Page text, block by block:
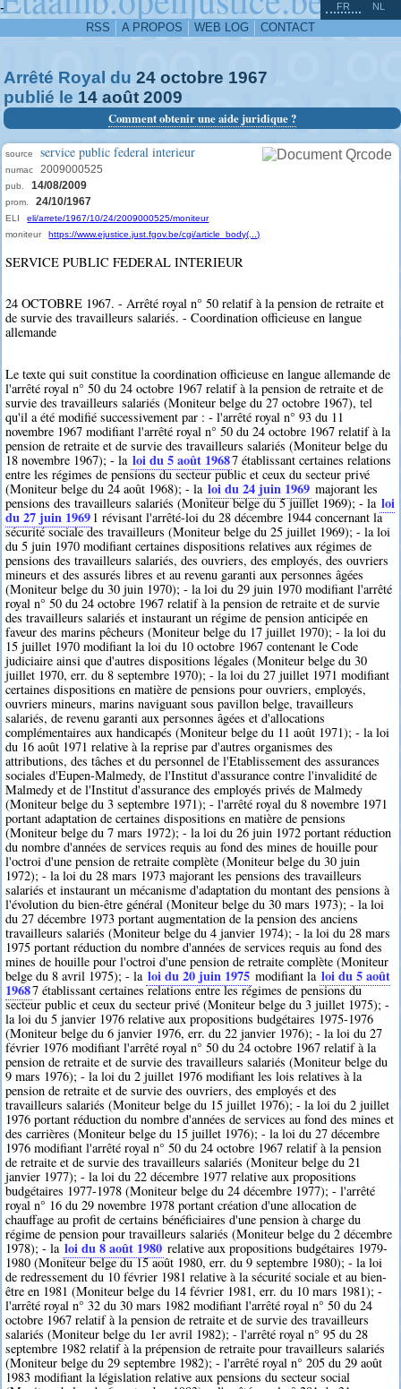
-
RSS A PROPOS WEB LOG CONTACT
FR NL
Arrêté Royal du 24 octobre 1967
publié le 14 août 2009
Comment obtenir une aide juridique ?
source service public federal interieur
numac 2009000525
pub. 14/08/2009
prom. 24/10/1967
ELI
eli/arrete/1967/10/24/2009000525/moniteur
moniteur
https://www.ejustice.just.fgov.be/cgi/article_body(...)
SERVICE PUBLIC FEDERAL INTERIEUR
24 OCTOBRE 1967. - Arrêté royal n° 50 relatif à la pension de retraite et
de survie des travailleurs salariés. - Coordination officieuse en langue
allemande
Le texte qui suit constitue la coordination officieuse en langue allemande de
l'arrêté royal n° 50 du 24 octobre 1967 relatif à la pension de retraite et de
survie des travailleurs salariés (Moniteur belge du 27 octobre 1967), tel
qu'il a été modifié successivement par : - l'arrêté royal n° 93 du 11
novembre 1967 modifiant l'arrêté royal n° 50 du 24 octobre 1967 relatif à la
pension de retraite et de survie des travailleurs salariés (Moniteur belge du
18 novembre 1967); - la loi du 5 août 19687 établissant certaines relations
entre les régimes de pensions du secteur public et ceux du secteur privé
(Moniteur belge du 24 août 1968); - la loi du 24 juin 1969 majorant les
pensions des travailleurs salariés (Moniteur belge du 5 juillet 1969); - la loi
du 27 juin 1969 1 révisant l'arrêté-loi du 28 décembre 1944 concernant la
sécurité sociale des travailleurs (Moniteur belge du 25 juillet 1969); - la loi
du 5 juin 1970 modifiant certaines dispositions relatives aux régimes de
pensions des travailleurs salariés, des ouvriers, des employés, des ouvriers
mineurs et des assurés libres et au revenu garanti aux personnes âgées
(Moniteur belge du 30 juin 1970); - la loi du 29 juin 1970 modifiant l'arrêté
royal n° 50 du 24 octobre 1967 relatif à la pension de retraite et de survie
des travailleurs salariés et instaurant un régime de pension anticipée en
faveur des marins pêcheurs (Moniteur belge du 17 juillet 1970); - la loi du
15 juillet 1970 modifiant la loi du 10 octobre 1967 contenant le Code
judiciaire ainsi que d'autres dispositions légales (Moniteur belge du 30
juillet 1970, err. du 8 septembre 1970); - la loi du 27 juillet 1971 modifiant
certaines dispositions en matière de pensions pour ouvriers, employés,
ouvriers mineurs, marins naviguant sous pavillon belge, travailleurs
salariés, de revenu garanti aux personnes âgées et d'allocations
complémentaires aux handicapés (Moniteur belge du 11 août 1971); - la loi
du 16 août 1971 relative à la reprise par d'autres organismes des
attributions, des tâches et du personnel de l'Etablissement des assurances
sociales d'Eupen-Malmedy, de l'Institut d'assurance contre l'invalidité de
Malmedy et de l'Institut d'assurance des employés privés de Malmedy
(Moniteur belge du 3 septembre 1971); - l'arrêté royal du 8 novembre 1971
portant adaptation de certaines dispositions en matière de pensions
(Moniteur belge du 7 mars 1972); - la loi du 26 juin 1972 portant réduction
du nombre d'années de services requis au fond des mines de houille pour
l'octroi d'une pension de retraite complète (Moniteur belge du 30 juin
1972); - la loi du 28 mars 1973 majorant les pensions des travailleurs
salariés et instaurant un mécanisme d'adaptation du montant des pensions à
l'évolution du bien-être général (Moniteur belge du 30 mars 1973); - la loi
du 27 décembre 1973 portant augmentation de la pension des anciens
travailleurs salariés (Moniteur belge du 4 janvier 1974); - la loi du 28 mars
1975 portant réduction du nombre d'années de services requis au fond des
mines de houille pour l'octroi d'une pension de retraite complète (Moniteur
belge du 8 avril 1975); - la loi du 20 juin 1975 modifiant la loi du 5 août
19687 établissant certaines relations entre les régimes de pensions du
secteur public et ceux du secteur privé (Moniteur belge du 3 juillet 1975); -
la loi du 5 janvier 1976 relative aux propositions budgétaires 1975-1976
(Moniteur belge du 6 janvier 1976, err. du 22 janvier 1976); - la loi du 27
février 1976 modifiant l'arrêté royal n° 50 du 24 octobre 1967 relatif à la
pension de retraite et de survie des travailleurs salariés (Moniteur belge du
9 mars 1976); - la loi du 2 juillet 1976 modifiant les lois relatives à la
pension de retraite et de survie des ouvriers, des employés et des
travailleurs salariés (Moniteur belge du 15 juillet 1976); - la loi du 2 juillet
1976 portant réduction du nombre d'années de services au fond des mines et
des carrières (Moniteur belge du 15 juillet 1976); - la loi du 27 décembre
1976 modifiant l'arrêté royal n° 50 du 24 octobre 1967 relatif à la pension
de retraite et de survie des travailleurs salariés (Moniteur belge du 21
janvier 1977); - la loi du 22 décembre 1977 relative aux propositions
budgétaires 1977-1978 (Moniteur belge du 24 décembre 1977); - l'arrêté
royal n° 16 du 29 novembre 1978 portant création d'une allocation de
chauffage au profit de certains bénéficiaires d'une pension à charge du
régime de pension pour travailleurs salariés (Moniteur belge du 2 décembre
1978); - la loi du 8 août 1980 relative aux propositions budgétaires 1979-
1980 (Moniteur belge du 15 août 1980, err. du 9 septembre 1980); - la loi
de redressement du 10 février 1981 relative à la sécurité sociale et au bien-
être en 1981 (Moniteur belge du 14 février 1981, err. du 10 mars 1981); -
l'arrêté royal n° 32 du 30 mars 1982 modifiant l'arrêté royal n° 50 du 24
octobre 1967 relatif à la pension de retraite et de survie des travailleurs
salariés (Moniteur belge du 1er avril 1982); - l'arrêté royal n° 95 du 28
septembre 1982 relatif à la prépension de retraite pour travailleurs salariés
(Moniteur belge du 29 septembre 1982); - l'arrêté royal n° 205 du 29 août
1983 modifiant la législation relative aux pensions du secteur social
^